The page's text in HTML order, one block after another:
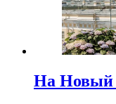
На Новый